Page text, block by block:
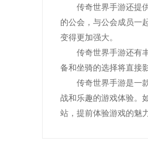
传奇世界手游还提
的公会，与公会成员一
变得更加强大。
传奇世界手游还有
备和坐骑的选择将直接
传奇世界手游是一
战和乐趣的游戏体验。
站，提前体验游戏的魅